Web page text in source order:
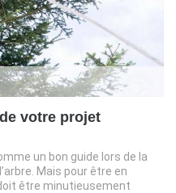
votre projet
un bon guide lors de la
Mais pour être en
être minutieusement